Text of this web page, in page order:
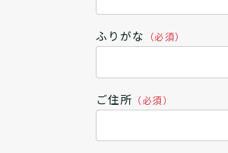
ふりがな （必須）
ご住所 （必須）